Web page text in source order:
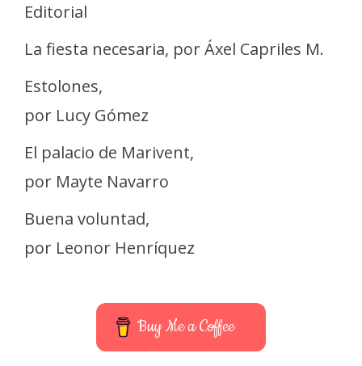
Editorial
La fiesta necesaria, por Áxel Capriles M.
Estolones,
por Lucy Gómez
El palacio de Marivent,
por Mayte Navarro
Buena voluntad,
por Leonor Henríquez
Buy Me a Coffee